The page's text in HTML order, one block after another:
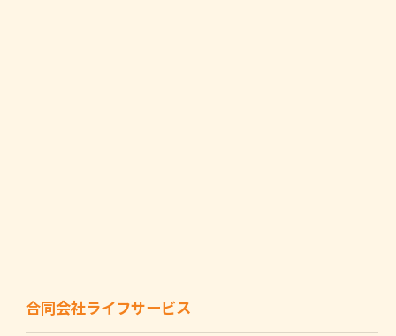
合同会社ライフサービス